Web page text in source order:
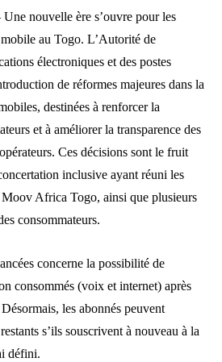
nouvelle ère s’ouvre pour les
au Togo. L’Autorité de
électroniques et des postes
de réformes majeures dans la
destinées à renforcer la
et à améliorer la transparence des
Ces décisions sont le fruit
inclusive ayant réuni les
Africa Togo, ainsi que plusieurs
consommateurs.
concerne la possibilité de
consommés (voix et internet) après
les abonnés peuvent
s’ils souscrivent à nouveau à la
défini.